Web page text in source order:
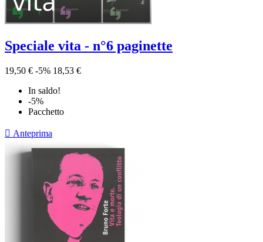
Speciale vita - n°6 paginette
19,50 € -5% 18,53 €
In saldo!
-5%
Pacchetto
 Anteprima